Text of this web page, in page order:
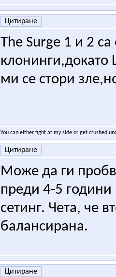
Цитиране
The Surge 1 и 2
клонинги,докато
ми се стори
You can either fight at my side or get crushed
Цитиране
Може да ги
преди 4-5 години
сетинг. Чета, че
балансирана.
Цитиране